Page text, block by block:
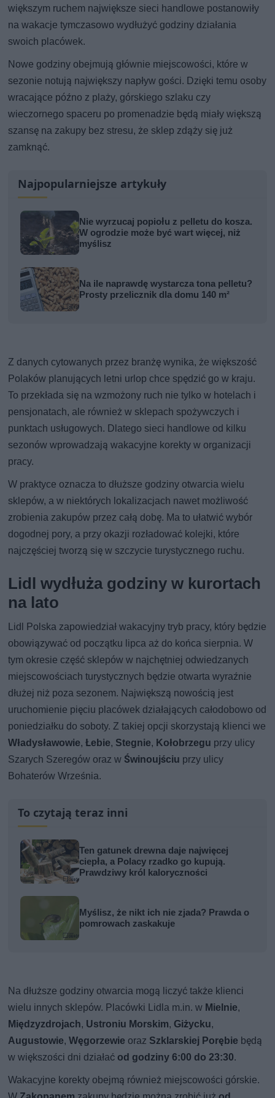
większym ruchem największe sieci handlowe postanowiły
na wakacje tymczasowo wydłużyć godziny działania
swoich placówek.
Nowe godziny obejmują głównie miejscowości, które w
sezonie notują największy napływ gości. Dzięki temu osoby
wracające późno z plaży, górskiego szlaku czy
wieczornego spaceru po promenadzie będą miały większą
szansę na zakupy bez stresu, że sklep zdąży się już
zamknąć.
Najpopularniejsze artykuły
Nie wyrzucaj popiołu z pelletu do kosza.
W ogrodzie może być wart więcej, niż
myślisz
Na ile naprawdę wystarcza tona pelletu?
Prosty przelicznik dla domu 140 m²
Z danych cytowanych przez branżę wynika, że większość
Polaków planujących letni urlop chce spędzić go w kraju.
To przekłada się na wzmożony ruch nie tylko w hotelach i
pensjonatach, ale również w sklepach spożywczych i
punktach usługowych. Dlatego sieci handlowe od kilku
sezonów wprowadzają wakacyjne korekty w organizacji
pracy.
W praktyce oznacza to dłuższe godziny otwarcia wielu
sklepów, a w niektórych lokalizacjach nawet możliwość
zrobienia zakupów przez całą dobę. Ma to ułatwić wybór
dogodnej pory, a przy okazji rozładować kolejki, które
najczęściej tworzą się w szczycie turystycznego ruchu.
Lidl wydłuża godziny w kurortach
na lato
Lidl Polska zapowiedział wakacyjny tryb pracy, który będzie
obowiązywać od początku lipca aż do końca sierpnia. W
tym okresie część sklepów w najchętniej odwiedzanych
miejscowościach turystycznych będzie otwarta wyraźnie
dłużej niż poza sezonem. Największą nowością jest
uruchomienie pięciu placówek działających całodobowo od
poniedziałku do soboty. Z takiej opcji skorzystają klienci we
Władysławowie,Łebie, Stegnie, Kołobrzegu przy ulicy
Szarych Szeregów oraz w Świnoujściu przy ulicy
Bohaterów Września.
To czytają teraz inni
Ten gatunek drewna daje najwięcej
ciepła, a Polacy rzadko go kupują.
Prawdziwy król kaloryczności
Myślisz, że nikt ich nie zjada? Prawda o
pomrowach zaskakuje
Na dłuższe godziny otwarcia mogą liczyć także klienci
wielu innych sklepów. Placówki Lidla m.in. w Mielnie,
Międzyzdrojach, Ustroniu Morskim, Giżycku,
Augustowie,Węgorzewie oraz Szklarskiej Porębie będą
w większości dni działać od godziny 6:00 do 23:30.
Wakacyjne korekty obejmą również miejscowości górskie.